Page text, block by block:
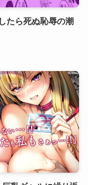
たら死ぬ恥辱の潮